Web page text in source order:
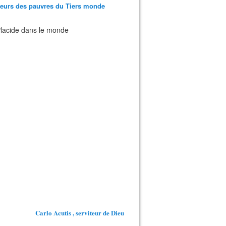
des pauvres du Tiers monde
dans le monde
Carlo Acutis , serviteur de Dieu